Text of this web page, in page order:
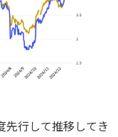
先行して推移してき